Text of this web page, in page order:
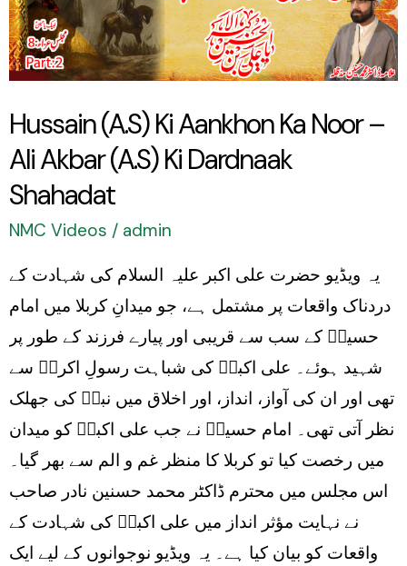
Hussain (A.S) Ki Aankhon Ka Noor –
Ali Akbar (A.S) Ki Dardnaak
Shahadat
NMC Videos / admin
یہ ویڈیو حضرت علی اکبر علیہ السلام کی شہادت کے
دردناک واقعات پر مشتمل ہے، جو میدانِ کربلا میں امام
حسینؑ کے سب سے قریبی اور پیارے فرزند کے طور پر
شہید ہوئے۔ علی اکبرؑ کی شباہت رسولِ اکرمؐ سے
تھی اور ان کی آواز، انداز، اور اخلاق میں نبیؐ کی جھلک
نظر آتی تھی۔ امام حسینؑ نے جب علی اکبرؑ کو میدان
میں رخصت کیا تو کربلا کا منظر غم و الم سے بھر گیا۔
اس مجلس میں محترم ڈاکٹر محمد حسنین نادر صاحب
نے نہایت مؤثر انداز میں علی اکبرؑ کی شہادت کے
واقعات کو بیان کیا ہے۔ یہ ویڈیو نوجوانوں کے لیے ایک
Noor
–
Akbar
(A.S)
Ki